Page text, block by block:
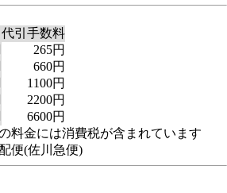
代引手数料
265円
660円
1100円
2200円
6600円
料金には消費税が含まれています
便(佐川急便)